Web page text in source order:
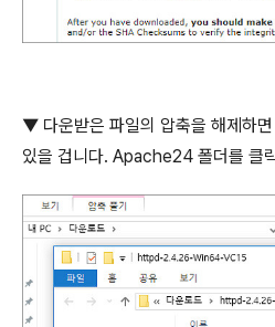
▼ 다운받은 파일의 압축을 해제하면
있을 겁니다. Apache24 폴더를 클